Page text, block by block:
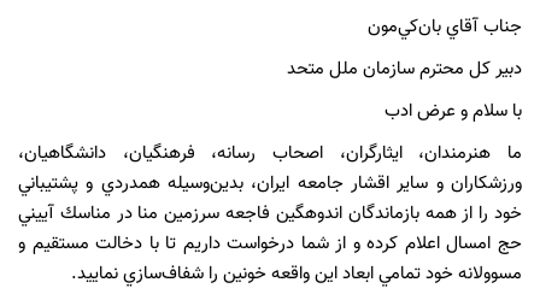
جناب آقاي بان‌كي‌مون
دبير كل محترم سازمان ملل متحد
با سلام و عرض ادب
ما هنرمندان، ايثارگران، اصحاب رسانه، فرهنگيان، دانشگاهيان،
ورزشكاران و ساير اقشار جامعه ايران، بدين‌وسيله همدردي و پشتيباني
خود را از همه بازماندگان اندوهگين فاجعه سرزمين منا در مناسك آييني
حج امسال اعلام كرده و از شما درخواست داريم تا با دخالت مستقيم و
مسوولانه خود تمامي ابعاد اين واقعه خونين را شفاف‌سازي نماييد.